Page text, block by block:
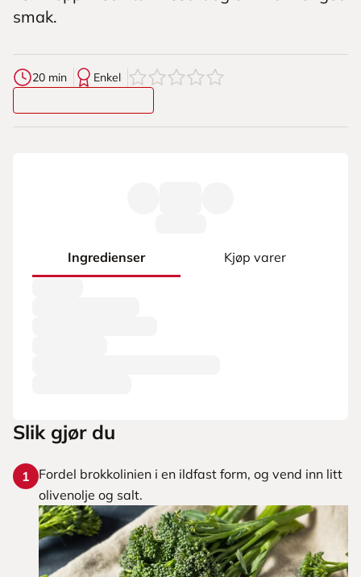
smak.
20 min Enkel 0av5stjerner
Ingredienser Kjøp varer
Slik gjør du
1
Fordel brokkolinien i en ildfast form, og vend inn litt
olivenolje og salt.